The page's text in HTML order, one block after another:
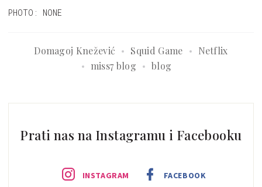
PHOTO: NONE
Domagoj Knežević Squid Game
Netflix
miss7 blog
blog
Prati nas na Instagramu i Facebooku
INSTAGRAM FACEBOOK